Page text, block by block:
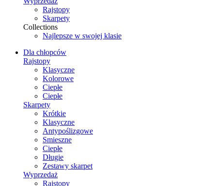
Rajstopy
Skarpety
Collections
Najlepsze w swojej klasie
Dla chłopców
Rajstopy
Klasyczne
Kolorowe
Ciepłe
Ciepłe
Skarpety
Krótkie
Klasyczne
Antypoślizgowe
Smieszne
Ciepłe
Długie
Zestawy skarpet
Wyprzedaż
Rajstopy